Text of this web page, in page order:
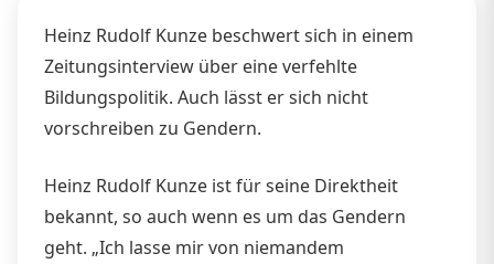
Heinz Rudolf Kunze beschwert sich in einem
Zeitungsinterview über eine verfehlte
Bildungspolitik. Auch lässt er sich nicht
vorschreiben zu Gendern.
Heinz Rudolf Kunze ist für seine Direktheit
bekannt, so auch wenn es um das Gendern
geht. „Ich lasse mir von niemandem